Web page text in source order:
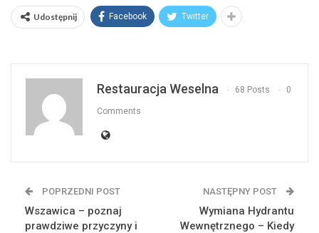
Udostępnij Facebook Twitter
Restauracja Weselna 68 Posts 0
Comments
POPRZEDNI POST
Wszawica – poznaj
prawdziwe przyczyny i
NASTĘPNY POST
Wymiana Hydrantu
Wewnętrznego – Kiedy